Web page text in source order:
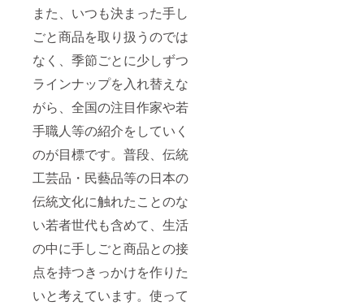
また、いつも決まった手し
ごと商品を取り扱うのでは
なく、季節ごとに少しずつ
ラインナップを入れ替えな
がら、全国の注目作家や若
手職人等の紹介をしていく
のが目標です。普段、伝統
工芸品・民藝品等の日本の
伝統文化に触れたことのな
い若者世代も含めて、生活
の中に手しごと商品との接
点を持つきっかけを作りた
いと考えています。使って